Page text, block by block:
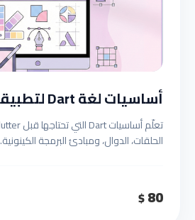
أساسيات لغة Dart لتطبيقات الموبايل
الحلقات، الدوال، ومبادئ البرمجة الكينونية.
80
$